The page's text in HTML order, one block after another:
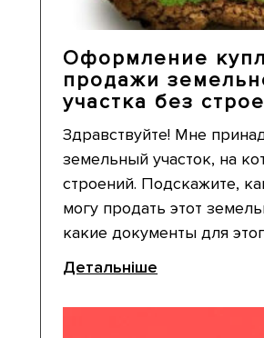
Оформление
продажи
участка без
Здравствуйте! Мне
земельный участок, на
строений. Подскажите,
могу продать этот
какие документы для
Детальніше